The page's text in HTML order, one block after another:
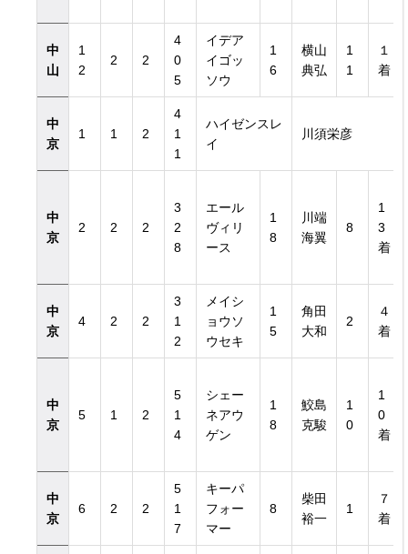
中
山
1
2
2 2
4
0
5
イデア
イゴッ
ソウ
1
6
横山
典弘
1
1
１
着
中
京
1 1 2
4
1
1
ハイゼンスレ
イ
川須栄彦
中
京
2 2 2
3
2
8
エール
ヴィリ
ース
1
8
川端
海翼
8
1
3
着
中
京
4 2 2
3
1
2
メイシ
ョウソ
ウセキ
1
5
角田
大和
2
４
着
中
京
5 1 2
5
1
4
シェー
ネアウ
ゲン
1
8
鮫島
克駿
1
0
1
0
着
中
京
6 2 2
5
1
7
キーパ
フォー
マー
8
柴田
裕一
1
７
着